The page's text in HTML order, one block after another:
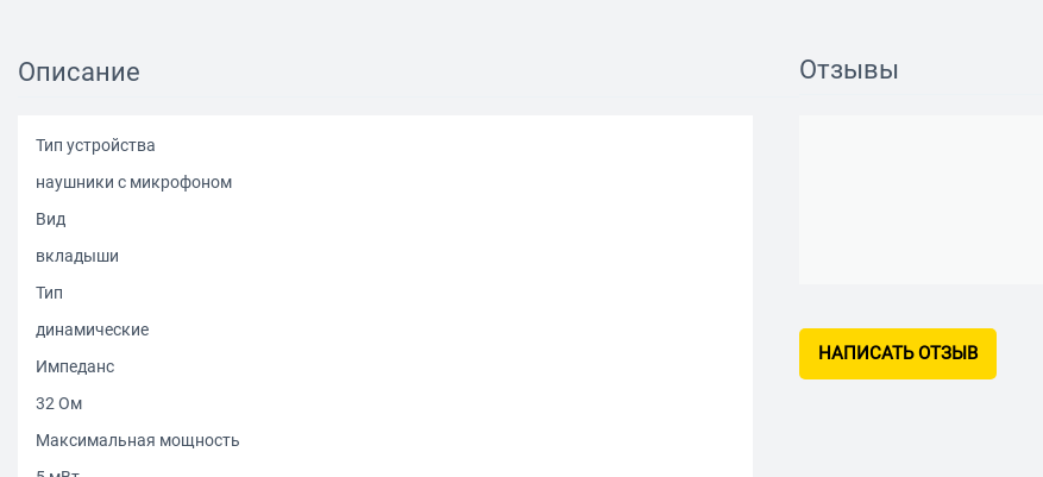
Описание
Тип устройства
наушники с микрофоном
Вид
вкладыши
Тип
динамические
Импеданс
32 Ом
Максимальная мощность
Отзывы
НАПИСАТЬ ОТЗЫВ